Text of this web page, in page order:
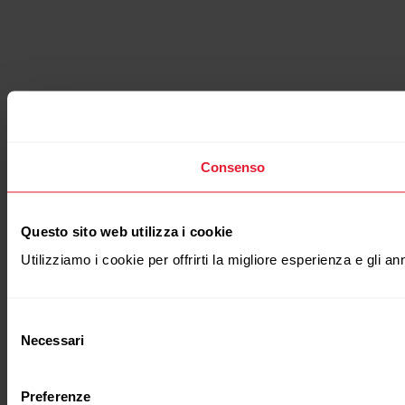
Consenso
Questo sito web utilizza i cookie
Utilizziamo i cookie per offrirti la migliore esperienza e gli
delNecessari
Preferenze